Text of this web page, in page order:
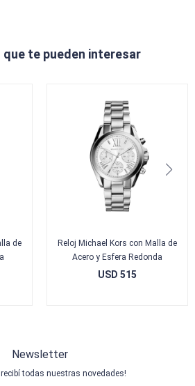
te pueden interesar
de
Reloj Michael Kors con Malla de
Acero y Esfera Redonda
USD 515
Newsletter
recibí todas nuestras novedades!